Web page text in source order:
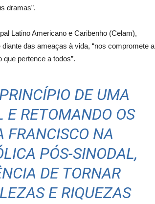
dramas”.
Latino Americano e Caribenho (Celam),
das ameaças à vida, “nos compromete a
pertence a todos”.
DE UMA
E RETOMANDO OS
FRANCISCO NA
PÓS-SINODAL,
DE TORNAR
E RIQUEZAS